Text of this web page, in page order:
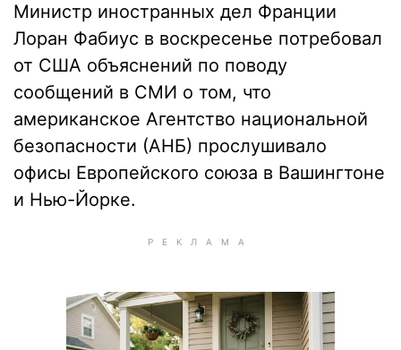
Министр иностранных дел Франции
Лоран Фабиус в воскресенье потребовал
от США объяснений по поводу
сообщений в СМИ о том, что
американское Агентство национальной
безопасности (АНБ) прослушивало
офисы Европейского союза в Вашингтоне
и Нью-Йорке.